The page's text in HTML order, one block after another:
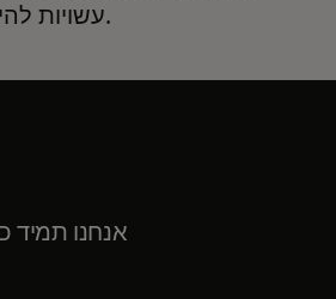
עשויות להיות זמינות עבורכם.
אנחנו תמיד